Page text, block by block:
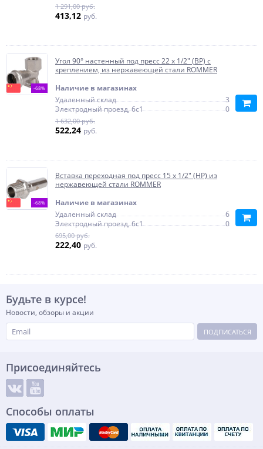
1 291,00 руб.
413,12 руб.
-68%
Угол 90° настенный под пресс 22 x 1/2" (ВР) с
креплением, из нержавеющей стали ROMMER
Наличие в магазинах
Удаленный склад
3
Электродный проезд, 6с1
0
1 632,00 руб.
522,24 руб.
-68%
Вставка переходная под пресс 15 x 1/2" (НР) из
нержавеющей стали ROMMER
Наличие в магазинах
Удаленный склад
6
Электродный проезд, 6с1
0
695,00 руб.
222,40 руб.
Будьте в курсе!
Новости, обзоры и акции
ПОДПИСАТЬСЯ
Присоединяйтесь
Способы оплаты